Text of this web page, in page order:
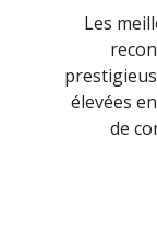
Les
élevées
de